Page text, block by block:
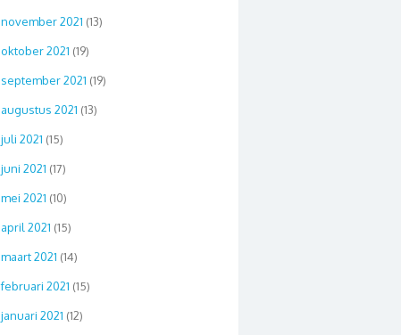
november 2021 (13)
oktober 2021 (19)
september 2021 (19)
augustus 2021 (13)
juli 2021 (15)
juni 2021 (17)
mei 2021 (10)
april 2021 (15)
maart 2021 (14)
februari 2021 (15)
januari 2021 (12)